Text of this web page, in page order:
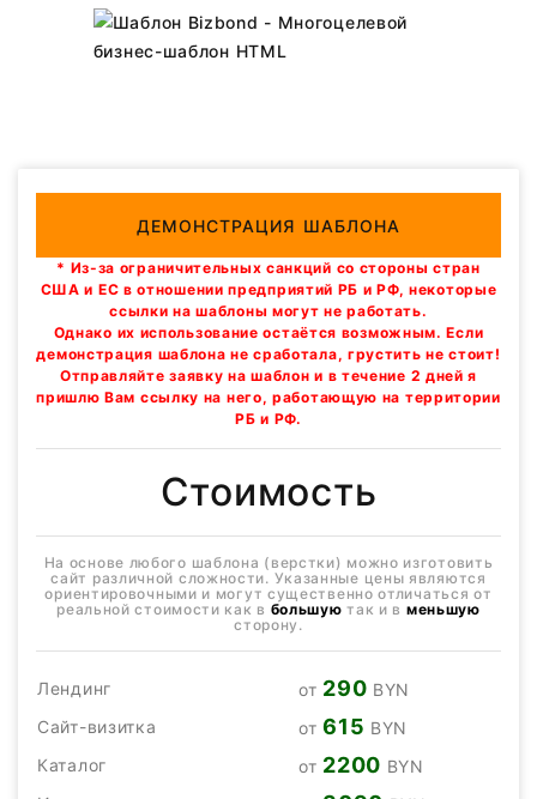
ДЕМОНСТРАЦИЯ ШАБЛОНА
* Из-за ограничительных санкций со стороны стран
США и ЕС в отношении предприятий РБ и РФ, некоторые
ссылки на шаблоны могут не работать.
Однако их использование остаётся возможным. Если
демонстрация шаблона не сработала, грустить не стоит!
Отправляйте заявку на шаблон и в течение 2 дней я
пришлю Вам ссылку на него, работающую на территории
РБ и РФ.
Стоимость
На основе любого шаблона (верстки) можно изготовить
сайт различной сложности. Указанные цены являются
ориентировочными и могут существенно отличаться от
реальной стоимости как в большую так и в меньшую
сторону.
Лендинг от 290 BYN
Сайт-визитка
от615 BYN
Каталог
от 2200 BYN